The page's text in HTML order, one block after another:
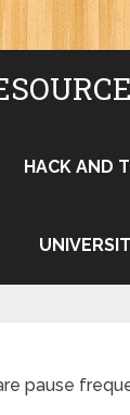
HACK AND
pause